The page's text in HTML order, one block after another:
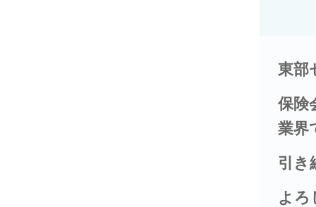
東部
保険
業界
引き
よろ